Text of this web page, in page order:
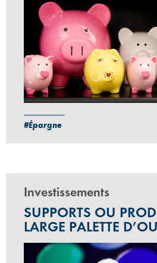
#Épargne
Investissements
SUPPORTS OU
LARGE PALETTE